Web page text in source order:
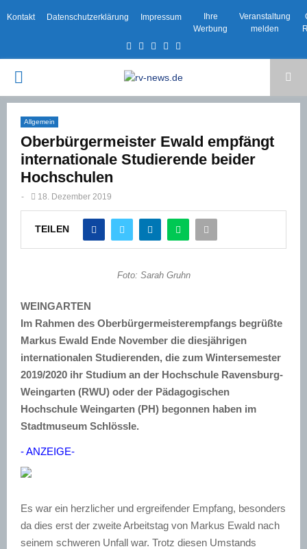
Kontakt Datenschutzerklärung Impressum
Ihre
Werbung
Veranstaltung
melden
Facebook
TwitterInstagram
Email
PRIMARY
MENU
Allgemein
Oberbürgermeister Ewald empfängt
internationale Studierende beider
Hochschulen
- 18. Dezember 2019
TEILEN
Foto: Sarah Gruhn
WEINGARTEN
Im Rahmen des Oberbürgermeisterempfangs begrüßte
Markus Ewald Ende November die diesjährigen
internationalen Studierenden, die zum Wintersemester
2019/2020 ihr Studium an der Hochschule Ravensburg-
Weingarten (RWU) oder der Pädagogischen
Hochschule Weingarten (PH) begonnen haben im
Stadtmuseum Schlössle.
- ANZEIGE-
Es war ein herzlicher und ergreifender Empfang, besonders
da dies erst der zweite Arbeitstag von Markus Ewald nach
seinem schweren Unfall war. Trotz diesen Umstands